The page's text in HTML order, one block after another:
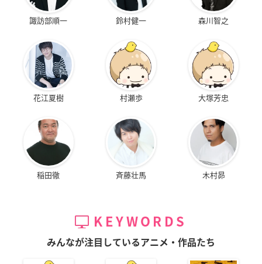
諏訪部順一 鈴村健一 森川智之
花江夏樹 村瀬歩 大塚芳忠
稲田徹 斉藤壮馬 木村昴
KEYWORDS
みんなが注目しているアニメ・作品たち